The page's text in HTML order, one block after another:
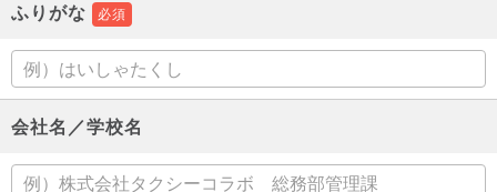
ふりがな 必須
会社名／学校名